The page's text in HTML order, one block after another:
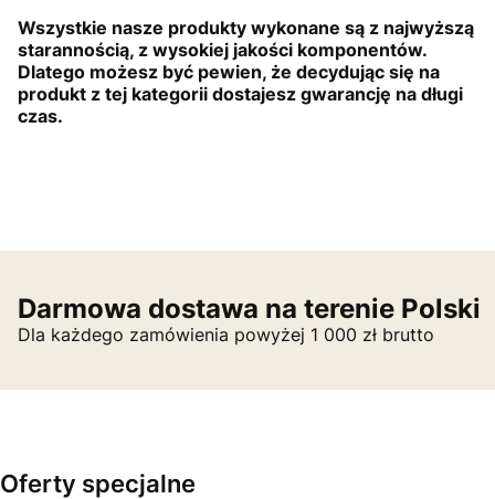
Wszystkie nasze produkty wykonane są z najwyższą
starannością, z wysokiej jakości komponentów.
Dlatego możesz być pewien, że decydując się na
produkt z tej kategorii dostajesz gwarancję na długi
czas.
Darmowa dostawa na terenie Polski
Dla każdego zamówienia powyżej 1 000 zł brutto
Oferty specjalne